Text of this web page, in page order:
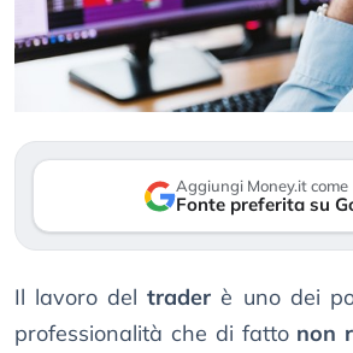
Aggiungi Money.it come
Fonte preferita su
Il lavoro deltrader è uno dei
professionalità che di fatto non